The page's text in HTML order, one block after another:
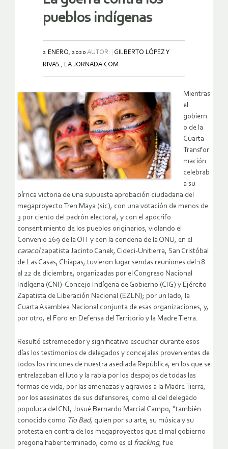
pueblos indígenas
2 ENERO, 2020 AUTOR:
GILBERTO LÓPEZ Y
RIVAS , LA JORNADA.COM
Mientras
el
gobiern
o de la
Cuarta
Transfor
mación
celebrab
a su
pírrica victoria de una supuesta aprobación ciudadana del
megaproyecto
Tren Maya (sic), con una votación de menos de
3 por ciento del padrón electoral, y con el apócrifo
consentimiento de los pueblos originarios, violando el
Convenio 169 de la OIT y con la condena de la ONU, en el
caracolzapatista Jacinto Canek, Cideci-Unitierra, San Cristóbal
de Las Casas, Chiapas, tuvieron lugar sendas reuniones del 18
al 22 de diciembre, organizadas por el Congreso Nacional
Indígena (CNI)-Concejo Indígena de Gobierno (CIG) y Ejército
Zapatista de Liberación Nacional (EZLN); por un lado, la
Cuarta Asamblea Nacional conjunta de esas organizaciones, y,
por otro, el Foro en Defensa del Territorio y la Madre Tierra.
Resultó estremecedor y significativo escuchar durante esos
días los testimonios de delegados y concejales provenientes de
todos los rincones de nuestra asediada República, en los que se
entrelazaban el
luto y la rabia por los despojos de todas las
formas de vida, por las amenazas y agravios a la Madre Tierra,
por los asesinatos de sus defensores, como el del delegado
popoluca del CNI, Josué Bernardo Marcial Campo, “también
conocido como Tío Bad, quien por su arte, su música y su
protesta en contra de los megaproyectos que el mal gobierno
pregona haber terminado, como es el fracking, fue